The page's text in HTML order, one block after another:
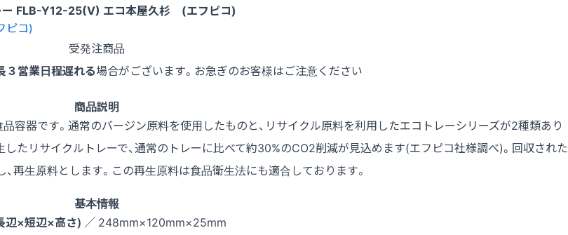
ー FLB-Y12-25(V) エコ本屋久杉 (エフピコ)
受発注商品
３営業日程遅れる場合がございます。お急ぎのお客様はご注意ください
商品説明
容器です。通常のバージン原料を使用したものと、リサイクル原料を利用したエコトレーシリーズが2種類あり
たリサイクルトレーで、通常のトレーに比べて約30%のCO2削減が見込めます(エフピコ社様調べ)。回収された
再生原料とします。この再生原料は食品衛生法にも適合しております。
基本情報
辺×短辺×高さ) ／ 248mm×120mm×25mm